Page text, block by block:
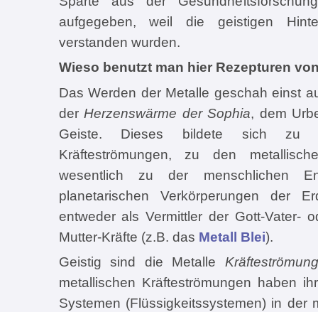
aufgegeben, weil die geistigen
verstanden wurden.
Wieso benutzt man hier Rezepturen
Das Werden der Metalle geschah einst
der Herzenswärme der Sophia, dem
Geiste. Dieses bildete sich zu
Kräfteströmungen, zu den
wesentlich zu der menschlichen
planetarischen Verkörperungen der
entweder als Vermittler der Gott-Vater-
Mutter-Kräfte (z.B. das Metall Blei).
Geistig sind die Metalle
metallischen Kräfteströmungen haben
Systemen (Flüssigkeitssystemen) in der